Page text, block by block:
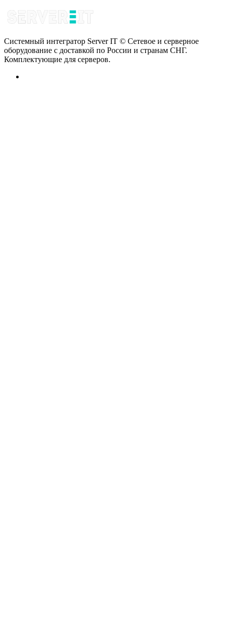
Системный интегратор Server IT © Сетевое и серверное
оборудование с доставкой по России и странам СНГ.
Комплектующие для серверов.